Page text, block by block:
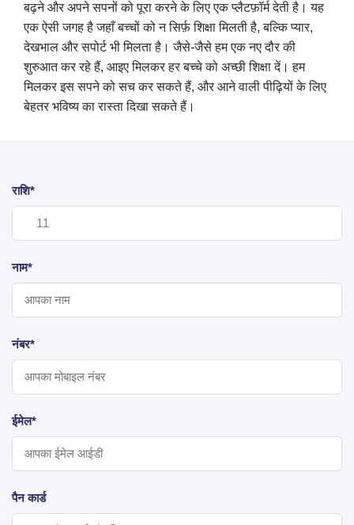
बढ़ने और अपने सपनों को पूरा करने के लिए एक प्लैटफ़ॉर्म देती है। यह
एक ऐसी जगह है जहाँ बच्चों को न सिर्फ़ शिक्षा मिलती है, बल्कि प्यार,
देखभाल और सपोर्ट भी मिलता है। जैसे-जैसे हम एक नए दौर की
शुरुआत कर रहे हैं, आइए मिलकर हर बच्चे को अच्छी शिक्षा दें। हम
मिलकर इस सपने को सच कर सकते हैं, और आने वाली पीढ़ियों के लिए
बेहतर भविष्य का रास्ता दिखा सकते हैं।
राशि*
नाम*
नंबर*
ईमेल*
पैन कार्ड